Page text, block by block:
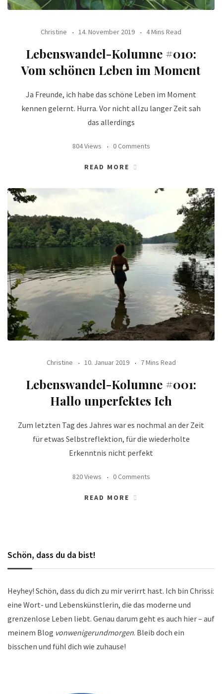
Christine 14. November 2019 4 Mins Read
Lebenswandel-Kolumne #010:
Vom schönen Leben im Moment
Ja Freunde, ich habe das schöne Leben im Moment
kennen gelernt. Hurra. Vor nicht allzu langer Zeit sah
das allerdings
804 Views 0 Comments
READ MORE
Christine 10. Januar 2019 7 Mins Read
Lebenswandel-Kolumne #001:
Hallo unperfektes Ich
Zum letzten Tag des Jahres war es nochmal an der Zeit
für etwas Selbstreflektion, für die wiederholte
Erkenntnis nicht perfekt
820 Views 0 Comments
READ MORE
Schön, dass du da bist!
Heyhey! Schön, dass du dich zu mir verirrt hast. Ich bin Chrissi:
eine Wort- und Lebenskünstlerin, die das moderne und
grenzenlose Leben liebt. Genau darum geht es auch hier – auf
meinem Blog vonwenigerundmorgen. Bleib doch ein
bisschen und fühl dich wie zuhause!